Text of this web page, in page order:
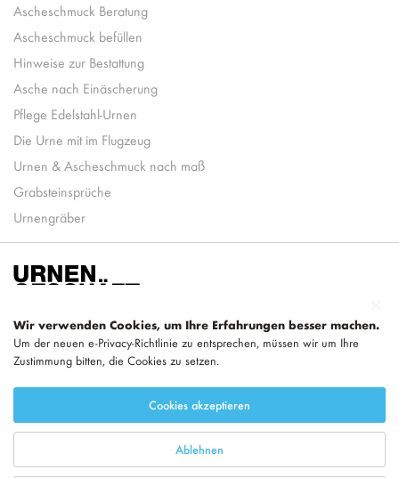
Ascheschmuck Beratung
Ascheschmuck befüllen
Hinweise zur Bestattung
Asche nach Einäscherung
Pflege Edelstahl-Urnen
Die Urne mit im Flugzeug
Urnen & Ascheschmuck nach maß
Grabsteinsprüche
Urnengräber
Wir verwenden Cookies, um Ihre Erfahrungen besser machen.
Um der neuen e-Privacy-Richtlinie zu entsprechen, müssen wir um Ihre
Zustimmung bitten, die Cookies zu setzen.
Cookies akzeptieren
Ablehnen